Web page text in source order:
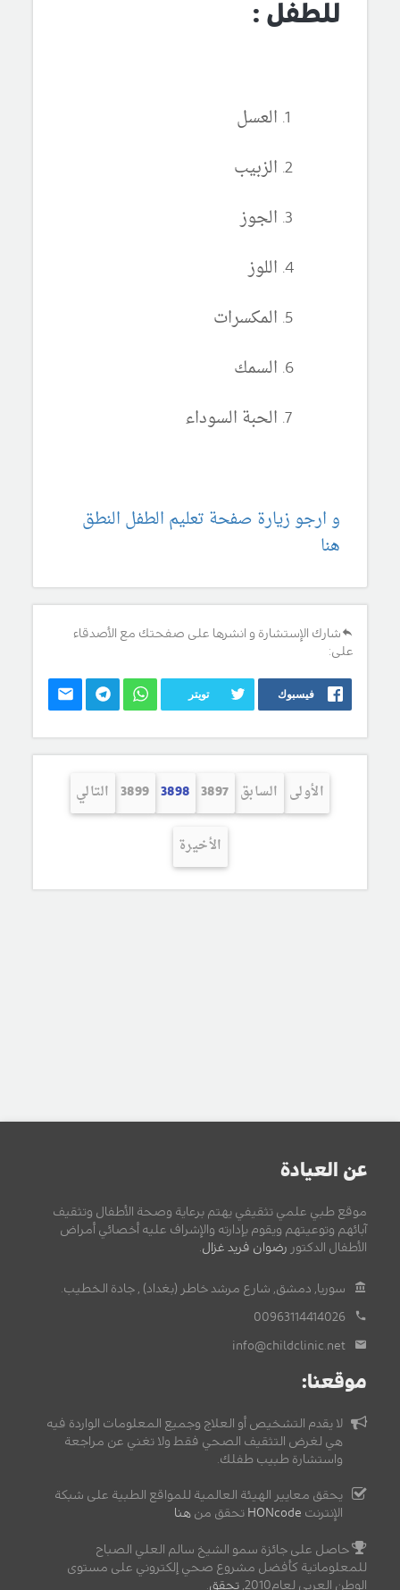
للطفل :
العسل
الزبيب
الجوز
اللوز
المكسرات
السمك
الحبة السوداء
و ارجو زيارة صفحة تعليم الطفل النطق
هنا
شارك الإستشارة و انشرها على صفحتك مع الأصدقاء
على:
فيسبوك تويتر
الأولى السابق 3897
3898
3899 التالي
الأخيرة
عن العيادة
موقع طبي علمي تثقيفي يهتم برعاية وصحة الأطفال وتثقيف
آبائهم وتوعيتهم ويقوم بإدارته والإشراف عليه أخصائي أمراض
الأطفال الدكتور رضوان فريد غزال.
سوريا, دمشق, شارع مرشد خاطر (بغداد) , جادة الخطيب.
00963114414026
info@childclinic.net
موقعنا:
لا يقدم التشخيص أو العلاج وجميع المعلومات الواردة فيه
هي لغرض التثقيف الصحي فقط ولا تغني عن مراجعة
واستشارة طبيب طفلك.
يحقق معايير الهيئة العالمية للمواقع الطبية على شبكة
الإنترنت HONcode تحقق من هنا
حاصل على جائزة سمو الشيخ سالم العلي الصباح
للمعلوماتية كأفضل مشروع صحي إلكتروني على مستوى
الوطن العربي لعام2010,
تحقق.